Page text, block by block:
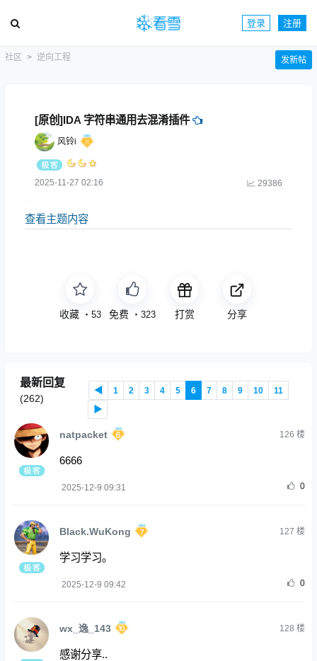
登录 注册
社区 逆向工程 发新帖
[原创]IDA 字符串通用去混淆插件
风铃i
2025-11-27 02:16 29386
查看主题内容
收藏 ・ 53 免费 ・ 323 打赏 分享
最新回复
(262)
◀ 1 2 3 4 5 6 7 8 9 10
11
▶
natpacket 126 楼
6666
2025-12-9 09:31 0
Black.WuKong 127 楼
学习学习。
2025-12-9 09:42 0
wx_逸_143 128 楼
感谢分享..